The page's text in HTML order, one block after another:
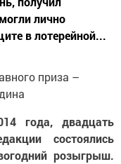
лично
в лотерейной...
года, двадцать
состоялись
розыгрыш.